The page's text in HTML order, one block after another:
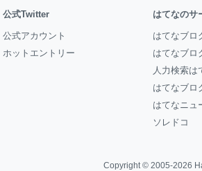
公式Twitter
公式アカウント
ホットエントリー
はてなのサ
はてなブロ
はてなブロ
人力検索は
はてなブロ
はてなニュ
ソレドコ
Copyright © 2005-2026